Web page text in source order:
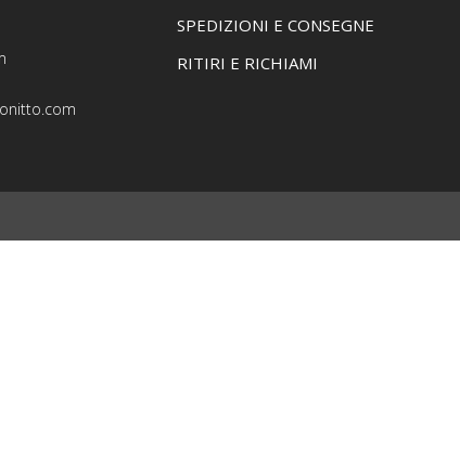
SPEDIZIONI E CONSEGNE
RITIRI E RICHIAMI